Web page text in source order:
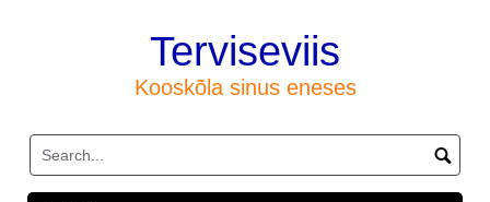
Terviseviis
Kooskõla sinus eneses